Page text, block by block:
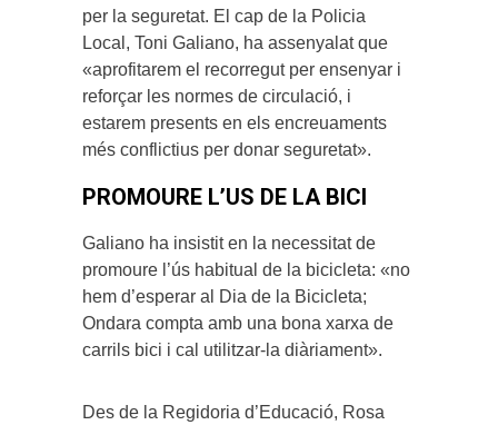
per la seguretat. El cap de la Policia
Local, Toni Galiano, ha assenyalat que
«aprofitarem el recorregut per ensenyar i
reforçar les normes de circulació, i
estarem presents en els encreuaments
més conflictius per donar seguretat».
PROMOURE L’US DE LA BICI
Galiano ha insistit en la necessitat de
promoure l’ús habitual de la bicicleta: «no
hem d’esperar al Dia de la Bicicleta;
Ondara compta amb una bona xarxa de
carrils bici i cal utilitzar-la diàriament».
Des de la Regidoria d’Educació, Rosa